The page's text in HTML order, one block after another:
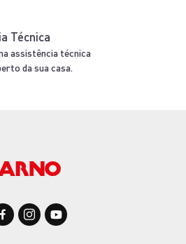
Técnica
assistência técnica
da sua casa.